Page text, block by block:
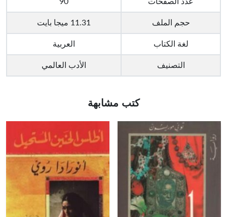
حجم الملف 11.31 ميجا بايت
لغة الكتاب العربية
التصنيف الأدب العالمي
كتب مشابهة